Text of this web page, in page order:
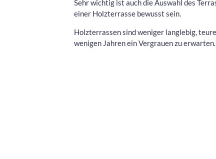
Sehr wichtig ist auch die Auswahl des
einer Holzterrasse bewusst sein.
Holzterrassen sind weniger langlebig,
wenigen Jahren ein Vergrauen zu